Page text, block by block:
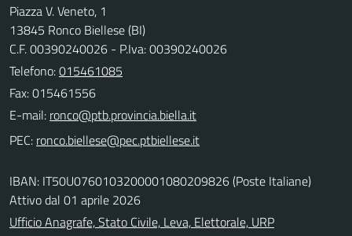
Piazza V. Veneto, 1
13845 Ronco Biellese (BI)
C.F. 00390240026 - P.Iva: 00390240026
Telefono:015461085
Fax: 015461556
E-mail:
PEC:
IBAN: IT50U0760103200001080209826 (Poste Italiane)
Attivo dal 01 aprile 2026
Ufficio Anagrafe, Stato Civile, Leva, Elettorale, URP